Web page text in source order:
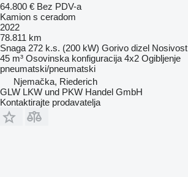
64.800 € Bez PDV-a
Kamion s ceradom
2022
78.811 km
Snaga 272 k.s. (200 kW) Gorivo dizel Nosivost
45 m³ Osovinska konfiguracija 4x2 Ogibljenje
pneumatski/pneumatski
Njemačka, Riederich
GLW LKW und PKW Handel GmbH
Kontaktirajte prodavatelja